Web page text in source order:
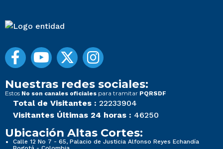
Nuestras redes sociales:
Estos No son canales oficiales para tramitar PQRSDF
Total de Visitantes : 22233904
Visitantes Últimas 24 horas : 46250
Ubicación Altas Cortes:
Calle 12 No 7 - 65, Palacio de Justicia Alfonso Reyes Echandía